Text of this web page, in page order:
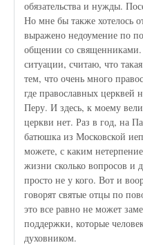
обязательства и нужды.
Но мне бы также хотелось
выражено недоумение по
общении со священниками.
ситуации, считаю, что
тем, что очень много
где православных
Перу. И здесь, к моему
церкви нет. Раз в год, на
батюшка из Московской
можете, с каким
жизни сколько вопросов и
просто не у кого. Вот и
говорят святые отцы по
это все равно не может
поддержки, которые
духовником.